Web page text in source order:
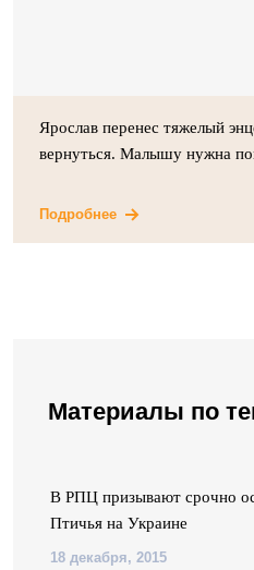
Ярослав перенес тяжелый
вернуться. Малышу нужна
Подробнее
Материалы по
В РПЦ призывают срочно
Птичья на Украине
18 декабря, 2015